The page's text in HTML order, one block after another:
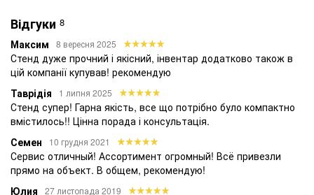
Відгуки 8
Максим 8 вересня 2025
Стенд дуже прочний і якісний, інвентар додатково також в
цій компанії купував! рекомендую
Таврідія
1 липня 2025
Стенд супер! Гарна якість, все що потрібно було компактно
вмістилось!! Цінна порада і консультація.
Семен
10 грудня 2021
Сервис отличный! Ассортимент огромный! Всё привезли
прямо на объект. В общем, рекомендую!
Юлия
27 листопада 2019